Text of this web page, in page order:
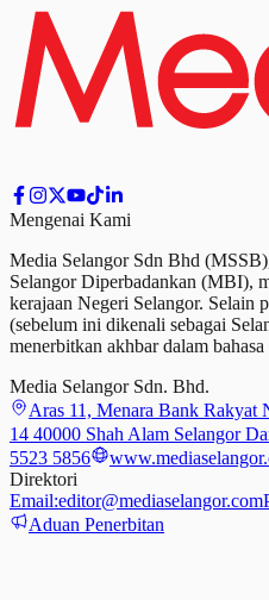
Mengenai Kami
Media Selangor Sdn Bhd
Selangor Diperbadankan (MBI),
kerajaan Negeri Selangor. Selain
(sebelum ini dikenali sebagai
menerbitkan akhbar dalam
Media Selangor Sdn. Bhd.
Aras 11, Menara Bank Rakyat
14 40000 Shah Alam Selangor
5523 5856
Direktori
Email:editor@mediaselangor.com
Aduan Penerbitan